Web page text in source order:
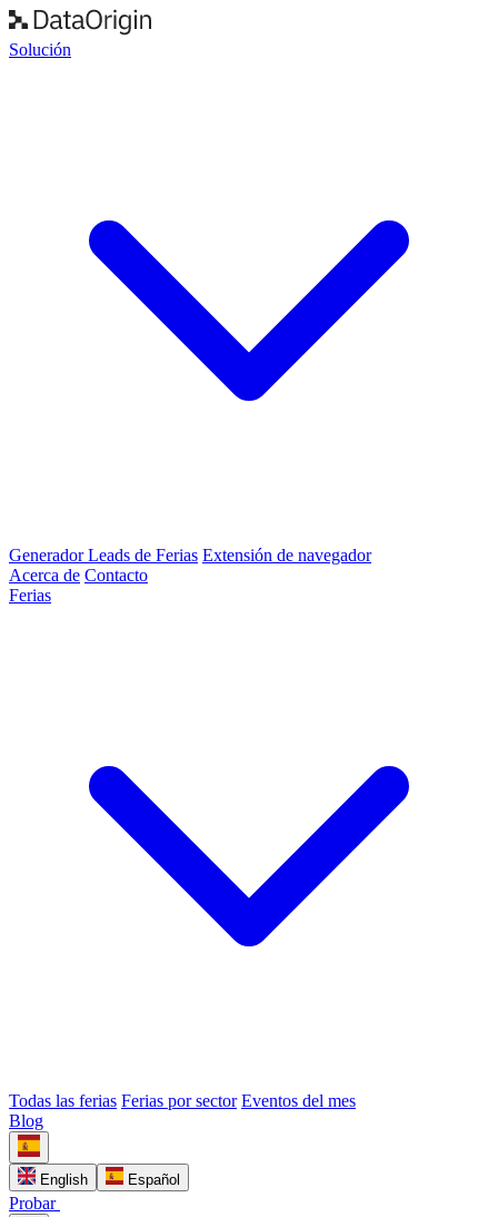
Solución
Generador Leads de Ferias Extensión de navegador
Acerca de Contacto
Ferias
Todas las ferias Ferias por sector Eventos del mes
Blog
English Español
Probar